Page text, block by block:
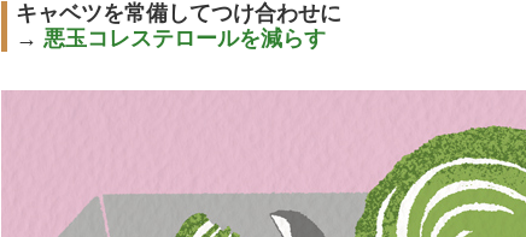
キャベツを常備してつけ合わせに
→悪玉コレステロールを減らす